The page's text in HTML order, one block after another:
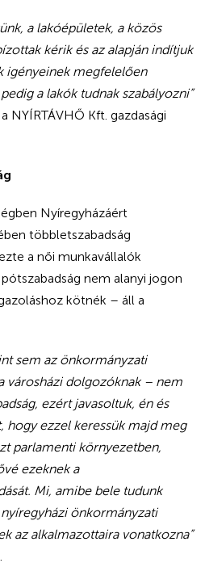
a lakóépületek, a közös
kérik és az alapján indítjuk
igényeinek megfelelően
a lakók tudnak szabályozni”
NYÍRTÁVHŐ Kft. gazdasági
Nyíregyházáért
többletszabadság
a női munkavállalók
nem alanyi jogon
kötnék – áll a
sem az önkormányzati
városházi dolgozóknak – nem
ezért javasoltuk, én és
hogy ezzel keressük majd meg
parlamenti környezetben,
ezeknek a
Mi, amibe bele tudunk
önkormányzati
az alkalmazottaira vonatkozna”